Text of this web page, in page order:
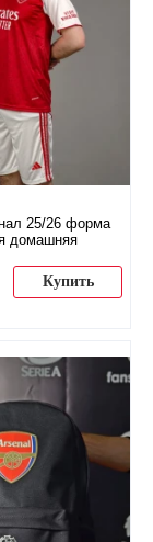
25/26 форма
домашняя
Купить